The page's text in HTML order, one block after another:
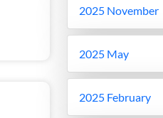
2025 November
2025 May
2025 February